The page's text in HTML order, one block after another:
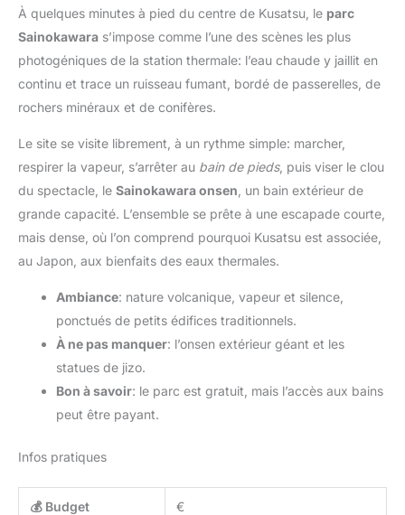
À quelques minutes à pied du centre de Kusatsu, le parc
Sainokawara s’impose comme l’une des scènes les plus
photogéniques de la station thermale: l’eau chaude y jaillit en
continu et trace un ruisseau fumant, bordé de passerelles, de
rochers minéraux et de conifères.
Le site se visite librement, à un rythme simple: marcher,
respirer la vapeur, s’arrêter au bain de pieds, puis viser le clou
du spectacle, le Sainokawara onsen , un bain extérieur de
grande capacité. L’ensemble se prête à une escapade courte,
mais dense, où l’on comprend pourquoi Kusatsu est associée,
au Japon, aux bienfaits des eaux thermales.
Ambiance: nature volcanique, vapeur et silence,
ponctués de petits édifices traditionnels.
À ne pas manquer: l’onsen extérieur géant et les
statues de jizo.
Bon à savoir: le parc est gratuit, mais l’accès aux bains
peut être payant.
Infos pratiques
💰 Budget €